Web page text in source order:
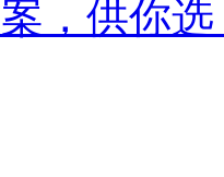
，供你